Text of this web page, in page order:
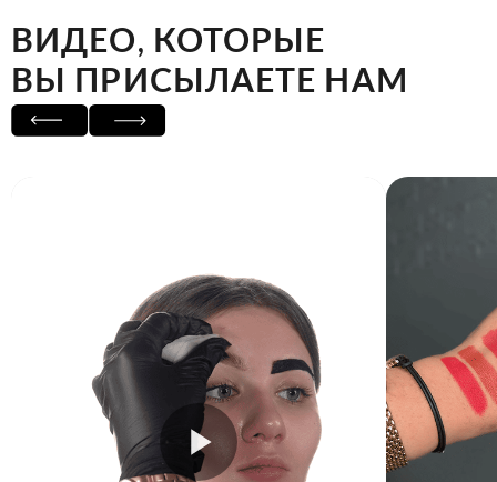
ВИДЕО, КОТОРЫЕ
ВЫ ПРИСЫЛАЕТЕ НАМ